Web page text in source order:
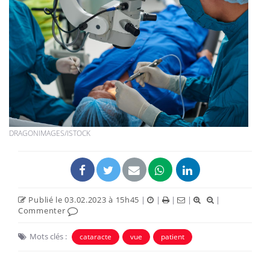
DRAGONIMAGES/ISTOCK
Publié le 03.02.2023 à 15h45 | | | |
|
Commenter
Mots clés : cataracte vue patient